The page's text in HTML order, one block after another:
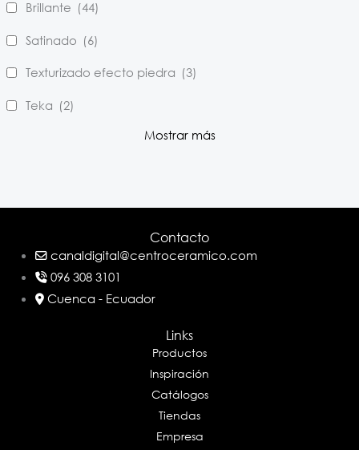
Brillante (44)
Satinado (6)
Texturizado efecto piedra (3)
Teka (2)
Mostrar más
Contacto
canaldigital@centroceramico.com
096 308 3101
Cuenca - Ecuador
Links
Productos
Inspiración
Catálogos
Tiendas
Empresa